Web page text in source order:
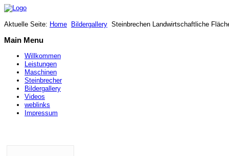
Aktuelle Seite: Home Bildergallery Steinbrechen Landwirtschaftliche
Main Menu
Willkommen
Leistungen
Maschinen
Steinbrecher
Bildergallery
Videos
weblinks
Impressum